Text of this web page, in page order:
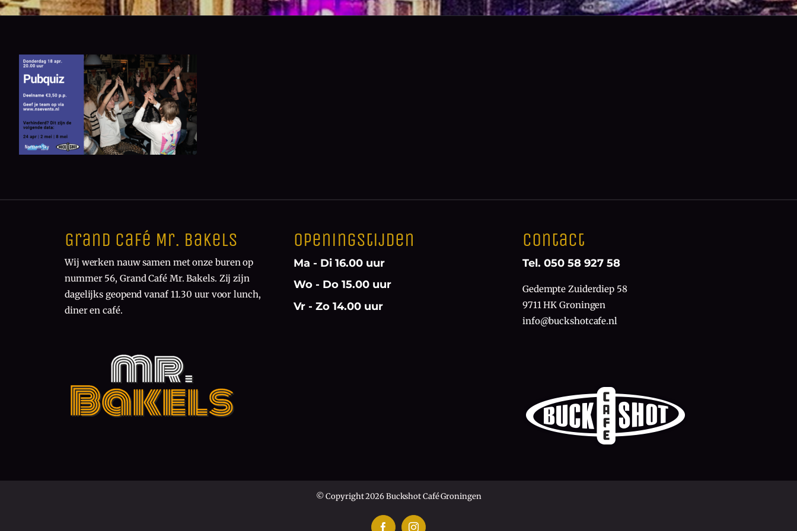
Grand Café Mr. Bakels
Wij werken nauw samen met onze buren op
nummer 56, Grand Café Mr. Bakels. Zij zijn
dagelijks geopend vanaf 11.30 uur voor lunch,
diner en café.
Openingstijden
Ma - Di 16.00 uur
Wo - Do 15.00 uur
Vr - Zo 14.00 uur
Contact
Tel. 050 58 927 58
Gedempte Zuiderdiep 58
9711 HK Groningen
info@buckshotcafe.nl
© Copyright 2026 Buckshot Café Groningen